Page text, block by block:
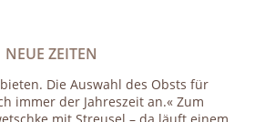
NEUE ZEITEN
Die Auswahl des Obsts für
immer der Jahreszeit an.« Zum